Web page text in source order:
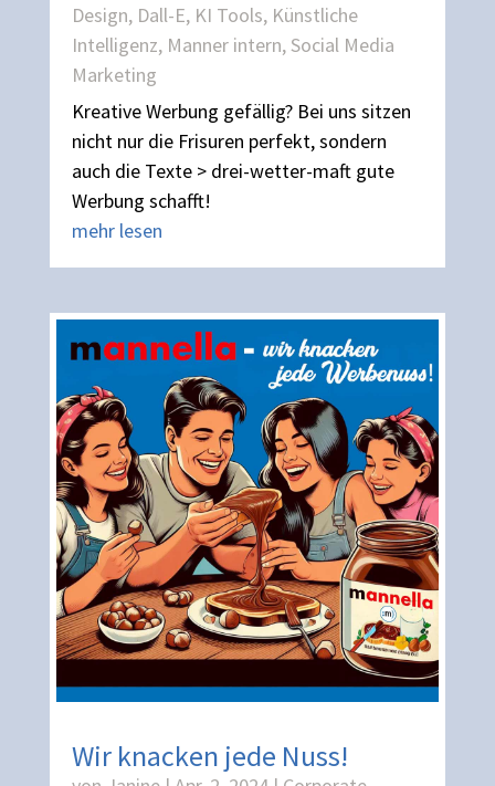
Design, Dall-E, KI Tools, Künstliche
Intelligenz, Manner intern, Social Media
Marketing
Kreative Werbung gefällig? Bei uns sitzen
nicht nur die Frisuren perfekt, sondern
auch die Texte > drei-wetter-maft gute
Werbung schafft!
mehr lesen
Wir knacken jede Nuss!